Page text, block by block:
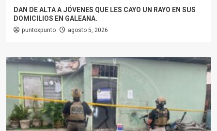
DAN DE ALTA A JÓVENES QUE LES CAYO UN RAYO EN SUS
DOMICILIOS EN GALEANA.
puntoxpunto agosto 5, 2026